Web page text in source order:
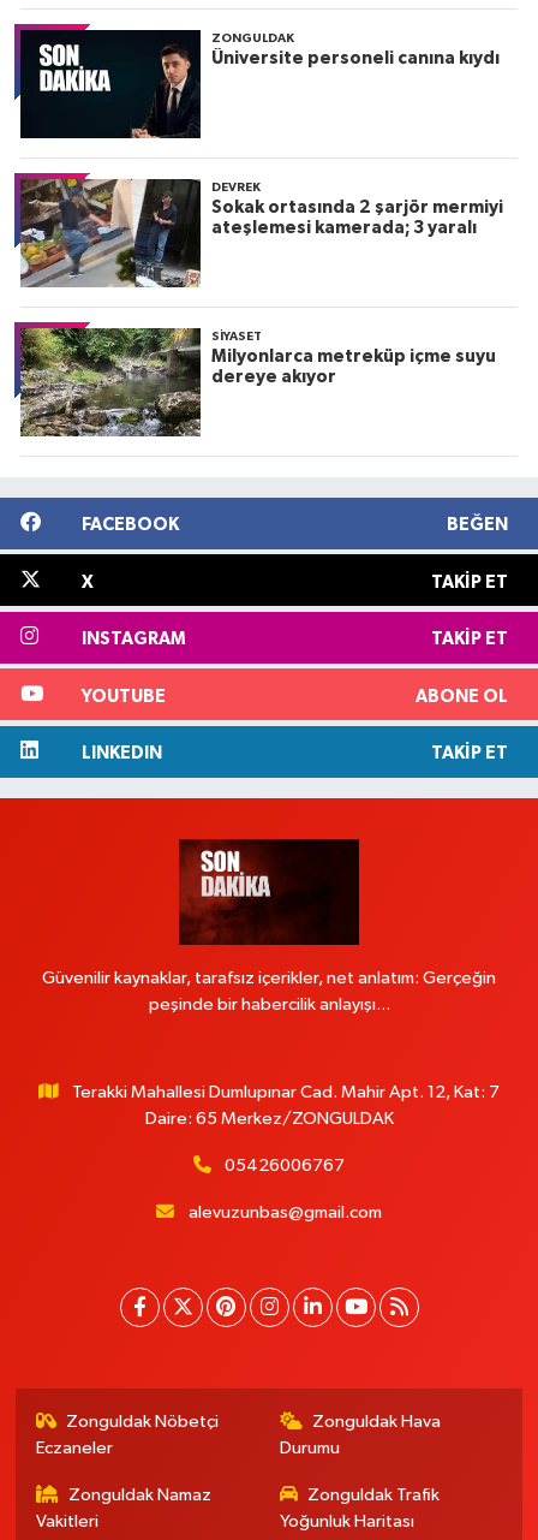
ZONGULDAK
Üniversite personeli canına kıydı
DEVREK
Sokak ortasında 2 şarjör mermiyi
ateşlemesi kamerada; 3 yaralı
SIYASET
Milyonlarca metreküp içme suyu
dereye akıyor
FACEBOOK BEĞEN
X TAKIP ET
INSTAGRAM TAKIP ET
YOUTUBE ABONE OL
LINKEDIN TAKIP ET
Güvenilir kaynaklar, tarafsız içerikler, net anlatım: Gerçeğin
peşinde bir habercilik anlayışı...
Terakki Mahallesi Dumlupınar Cad. Mahir Apt. 12, Kat: 7
Daire: 65 Merkez/ZONGULDAK
05426006767
alevuzunbas@gmail.com
Zonguldak Nöbetçi
Eczaneler
Zonguldak Hava
Durumu
Zonguldak Namaz
Vakitleri
Zonguldak Trafik
Yoğunluk Haritası